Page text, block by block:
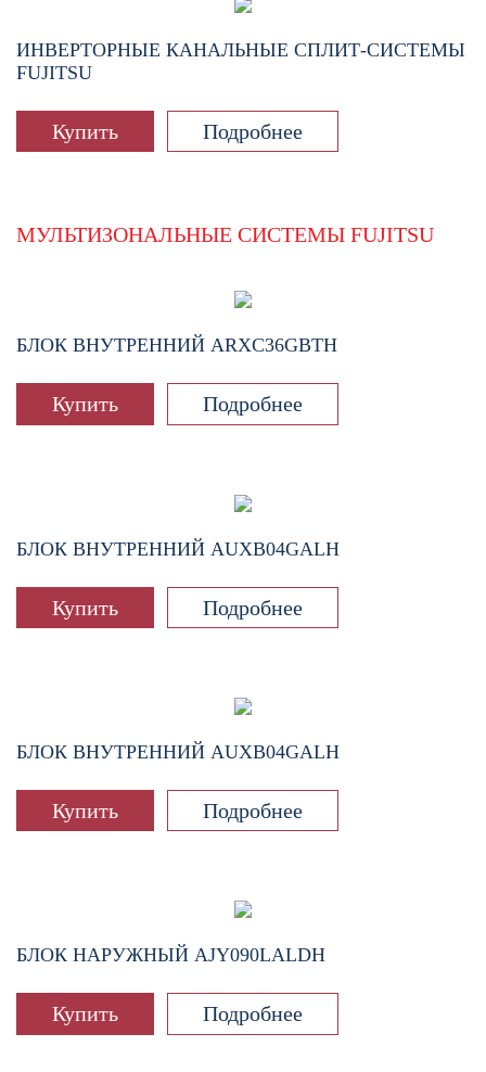
ИНВЕРТОРНЫЕ КАНАЛЬНЫЕ СПЛИТ-СИСТЕМЫ
FUJITSU
Купить Подробнее
МУЛЬТИЗОНАЛЬНЫЕ СИСТЕМЫ FUJITSU
БЛОК ВНУТРЕННИЙ ARXC36GBTH
Купить Подробнее
БЛОК ВНУТРЕННИЙ AUXB04GALH
Купить Подробнее
БЛОК ВНУТРЕННИЙ AUXB04GALH
Купить Подробнее
БЛОК НАРУЖНЫЙ AJY090LALDH
Купить Подробнее